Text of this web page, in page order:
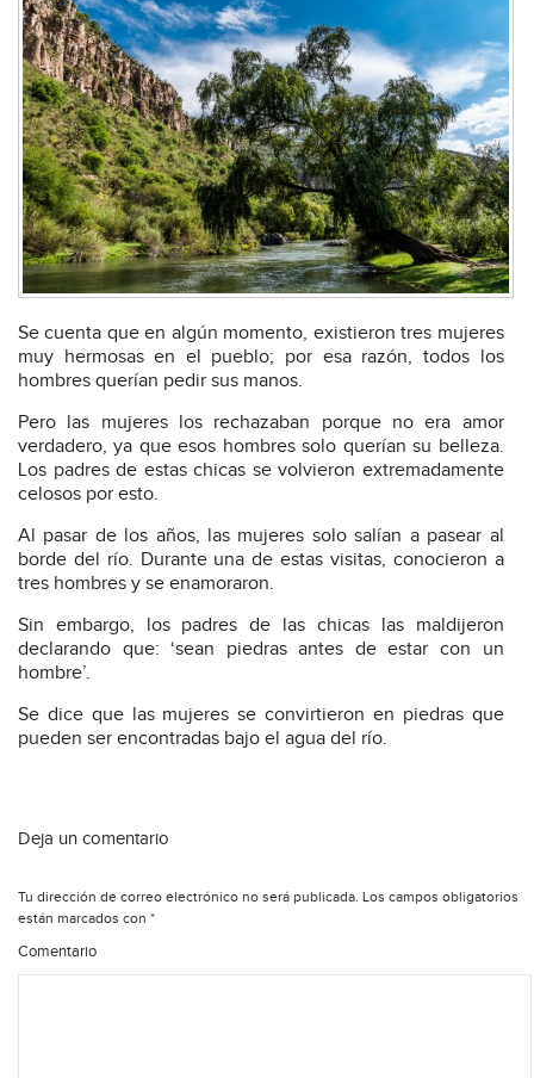
Se cuenta que en algún momento, existieron tres mujeres
muy hermosas en el pueblo; por esa razón, todos los
hombres querían pedir sus manos.
Pero las mujeres los rechazaban porque no era amor
verdadero, ya que esos hombres solo querían su belleza.
Los padres de estas chicas se volvieron extremadamente
celosos por esto.
Al pasar de los años, las mujeres solo salían a pasear al
borde del río. Durante una de estas visitas, conocieron a
tres hombres y se enamoraron.
Sin embargo, los padres de las chicas las maldijeron
declarando que: ‘sean piedras antes de estar con un
hombre’.
Se dice que las mujeres se convirtieron en piedras que
pueden ser encontradas bajo el agua del río.
Deja un comentario
Tu dirección de correo electrónico no será publicada. Los campos obligatorios
están marcados con *
Comentario